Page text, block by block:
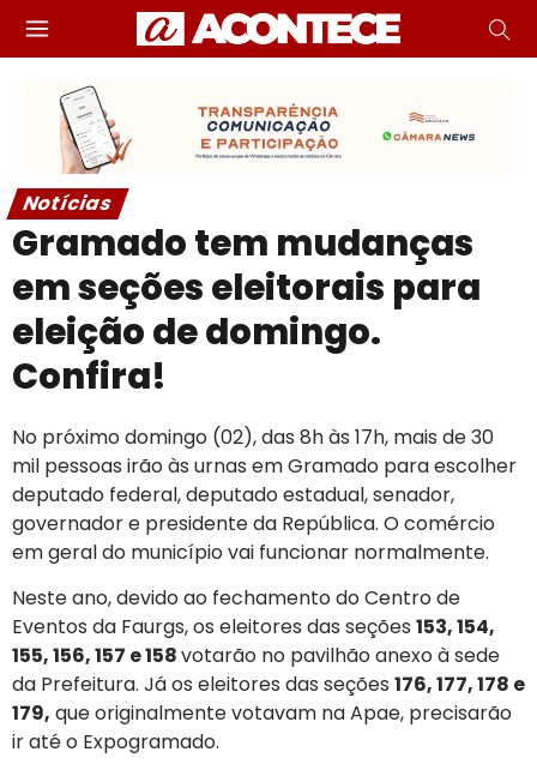
Notícias
Gramado tem mudanças
em seções eleitorais para
eleição de domingo.
Confira!
No próximo domingo (02), das 8h às 17h, mais de 30
mil pessoas irão às urnas em Gramado para escolher
deputado federal, deputado estadual, senador,
governador e presidente da República. O comércio
em geral do município vai funcionar normalmente.
Neste ano, devido ao fechamento do Centro de
Eventos da Faurgs, os eleitores das seções 153, 154,
155, 156, 157 e 158votarão no pavilhão anexo à sede
da Prefeitura. Já os eleitores das seções 176, 177, 178 e
179, que originalmente votavam na Apae, precisarão
ir até o Expogramado.